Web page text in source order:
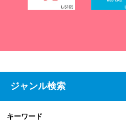
ジャンル検索
キーワード